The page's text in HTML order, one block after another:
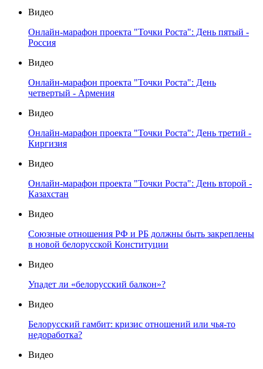
Видео
Онлайн-марафон проекта "Точки Роста": День пятый -
Россия
Видео
Онлайн-марафон проекта "Точки Роста": День
четвертый - Армения
Видео
Онлайн-марафон проекта "Точки Роста": День третий -
Киргизия
Видео
Онлайн-марафон проекта "Точки Роста": День второй -
Казахстан
Видео
Союзные отношения РФ и РБ должны быть закреплены
в новой белорусской Конституции
Видео
Упадет ли «белорусский балкон»?
Видео
Белорусский гамбит: кризис отношений или чья-то
недоработка?
Видео